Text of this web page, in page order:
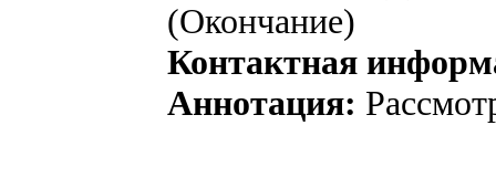
(Окончание)
Контактная
Аннотация: